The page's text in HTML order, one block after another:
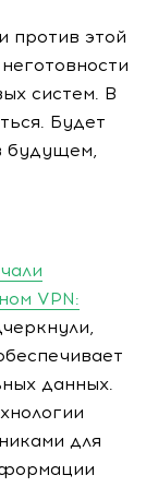
против этой
систем. В
Будет
будущем,
VPN:
данных.
для